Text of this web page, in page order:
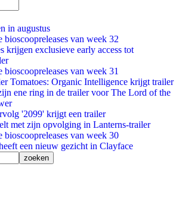
in augustus
bioscoopreleases van week 32
krijgen exclusieve early access tot
van week 31
Tomatoes: Organic Intelligence krijgt trailer
ene ring in de trailer voor The Lord of the
'2099' krijgt een trailer
met zijn opvolging in Lanterns-trailer
bioscoopreleases van week 30
een nieuw gezicht in Clayface